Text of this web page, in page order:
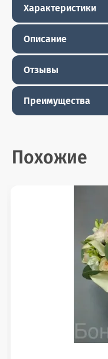
Характеристики
Описание
Отзывы
Преимущества
Похожие